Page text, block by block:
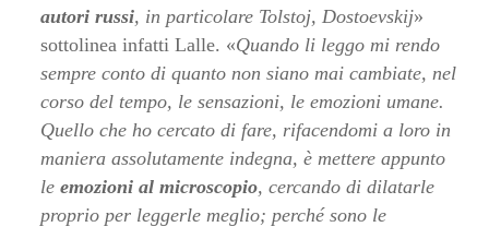
autori russi, in particolare Tolstoj, Dostoevskij»
sottolinea infatti Lalle. «Quando li leggo mi rendo
sempre conto di quanto non siano mai cambiate, nel
corso del tempo, le sensazioni, le emozioni umane.
Quello che ho cercato di fare, rifacendomi a loro in
maniera assolutamente indegna, è mettere appunto
le emozioni al microscopio, cercando di dilatarle
proprio per leggerle meglio; perché sono le